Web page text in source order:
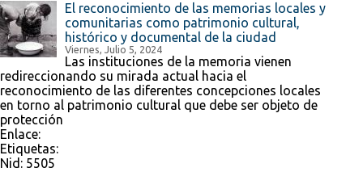
El reconocimiento de las memorias locales y
comunitarias como patrimonio cultural,
histórico y documental de la ciudad
Viernes, Julio 5, 2024
Las instituciones de la memoria vienen
redireccionando su mirada actual hacia el
reconocimiento de las diferentes concepciones locales
en torno al patrimonio cultural que debe ser objeto de
protección
Enlace:
Etiquetas:
Nid: 5505